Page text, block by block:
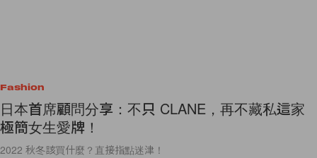
Fashion
日本首席顧問分享：不只 CLANE，再不藏私這家
極簡女生愛牌！
2022 秋冬該買什麼？直接指點迷津！